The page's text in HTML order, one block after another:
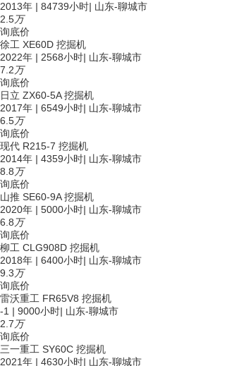
2013年 | 84739小时| 山东-聊城市
2.5万
询底价
徐工 XE60D 挖掘机
2022年 | 2568小时| 山东-聊城市
7.2万
询底价
日立 ZX60-5A 挖掘机
2017年 | 6549小时| 山东-聊城市
6.5万
询底价
现代 R215-7 挖掘机
2014年 | 4359小时| 山东-聊城市
8.8万
询底价
山推 SE60-9A 挖掘机
2020年 | 5000小时| 山东-聊城市
6.8万
询底价
柳工 CLG908D 挖掘机
2018年 | 6400小时| 山东-聊城市
9.3万
询底价
雷沃重工 FR65V8 挖掘机
-1 | 9000小时| 山东-聊城市
2.7万
询底价
三一重工 SY60C 挖掘机
2021年 | 4630小时| 山东-聊城市